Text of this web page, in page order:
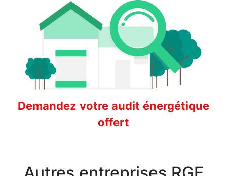
Demandez votre audit énergétique
offert